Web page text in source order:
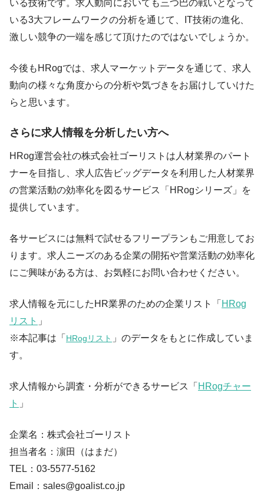
いる技術です。求人動向においても三つ巴の戦いとなって
いる3大フレームワークの分析を通じて、IT技術の進化、
激しい競争の一端を感じて頂けたのではないでしょうか。
今後もHRogでは、求人マーケットデータを通じて、求人
動向の様々な角度からの分析や気づきをお届けしていけた
らと思います。
さらに求人情報を分析したい方へ
HRog運営会社の株式会社ゴーリストは人材業界のパート
ナーを目指し、求人広告ビッグデータを利用した人材業界
の営業活動の効率化を図るサービス「HRogシリーズ」を
提供しています。
各サービスには無料で試せるフリープランもご用意してお
ります。求人ニーズのある企業の開拓や営業活動の効率化
にご興味がある方は、お気軽にお問い合わせください。
求人情報を元にしたHR業界のための企業リスト「 HRog
リスト 」
※本記事は「 HRogリスト 」のデータをもとに作成していま
す。
求人情報から調査・分析ができるサービス「 HRogチャー
ト 」
企業名：株式会社ゴーリスト
担当者名：濵田（はまだ）
TEL：03-5577-5162
Email：sales@goalist.co.jp